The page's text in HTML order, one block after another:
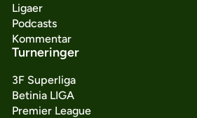
Ligaer
Podcasts
Kommentar
Turneringer
3F Superliga
Betinia LIGA
Premier League